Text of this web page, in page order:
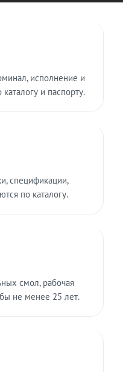
исполнение и
и паспорту.
спецификации,
по каталогу.
смол, рабочая
не менее 25 лет.